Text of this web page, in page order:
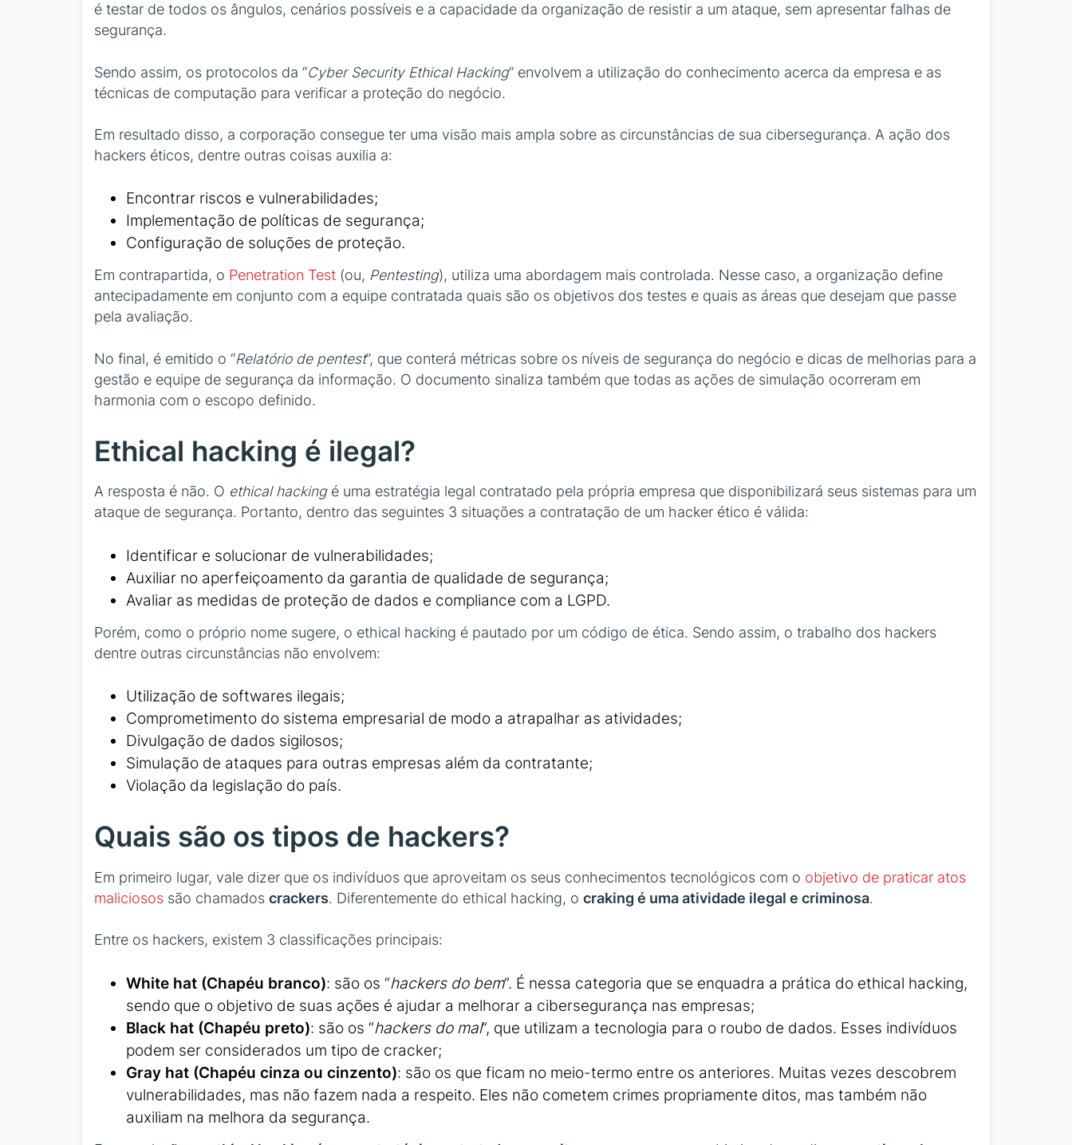
é testar de todos os ângulos, cenários possíveis e a capacidade da organização de resistir a um ataque, sem apresentar falhas de
segurança.
Sendo assim, os protocolos da “Cyber Security Ethical Hacking” envolvem a utilização do conhecimento acerca da empresa e as
técnicas de computação para verificar a proteção do negócio.
Em resultado disso, a corporação consegue ter uma visão mais ampla sobre as circunstâncias de sua cibersegurança. A ação dos
hackers éticos, dentre outras coisas auxilia a:
Encontrar riscos e vulnerabilidades;
Implementação de políticas de segurança;
Configuração de soluções de proteção.
Em contrapartida, o Penetration Test (ou, Pentesting), utiliza uma abordagem mais controlada. Nesse caso, a organização define
antecipadamente em conjunto com a equipe contratada quais são os objetivos dos testes e quais as áreas que desejam que passe
pela avaliação.
No final, é emitido o “Relatório de pentest”, que conterá métricas sobre os níveis de segurança do negócio e dicas de melhorias para a
gestão e equipe de segurança da informação. O documento sinaliza também que todas as ações de simulação ocorreram em
harmonia com o escopo definido.
Ethical hacking é ilegal?
A resposta é não. O ethical hackingé uma estratégia legal contratado pela própria empresa que disponibilizará seus sistemas para um
ataque de segurança. Portanto, dentro das seguintes 3 situações a contratação de um hacker ético é válida:
Identificar e solucionar de vulnerabilidades;
Auxiliar no aperfeiçoamento da garantia de qualidade de segurança;
Avaliar as medidas de proteção de dados e compliance com a LGPD.
Porém, como o próprio nome sugere, o ethical hacking é pautado por um código de ética. Sendo assim, o trabalho dos hackers
dentre outras circunstâncias não envolvem:
Utilização de softwares ilegais;
Comprometimento do sistema empresarial de modo a atrapalhar as atividades;
Divulgação de dados sigilosos;
Simulação de ataques para outras empresas além da contratante;
Violação da legislação do país.
Quais são os tipos de hackers?
Em primeiro lugar, vale dizer que os indivíduos que aproveitam os seus conhecimentos tecnológicos com o objetivo de praticar atos
maliciosos são chamados crackers. Diferentemente do ethical hacking, o craking é uma atividade ilegal e criminosa.
Entre os hackers, existem 3 classificações principais:
White hat (Chapéu branco): são os “hackers do bem”. É nessa categoria que se enquadra a prática do ethical hacking,
sendo que o objetivo de suas ações é ajudar a melhorar a cibersegurança nas empresas;
Black hat (Chapéu preto): são os “hackers do mal”, que utilizam a tecnologia para o roubo de dados. Esses indivíduos
podem ser considerados um tipo de cracker;
Gray hat (Chapéu cinza ou cinzento): são os que ficam no meio-termo entre os anteriores. Muitas vezes descobrem
vulnerabilidades, mas não fazem nada a respeito. Eles não cometem crimes propriamente ditos, mas também não
auxiliam na melhora da segurança.